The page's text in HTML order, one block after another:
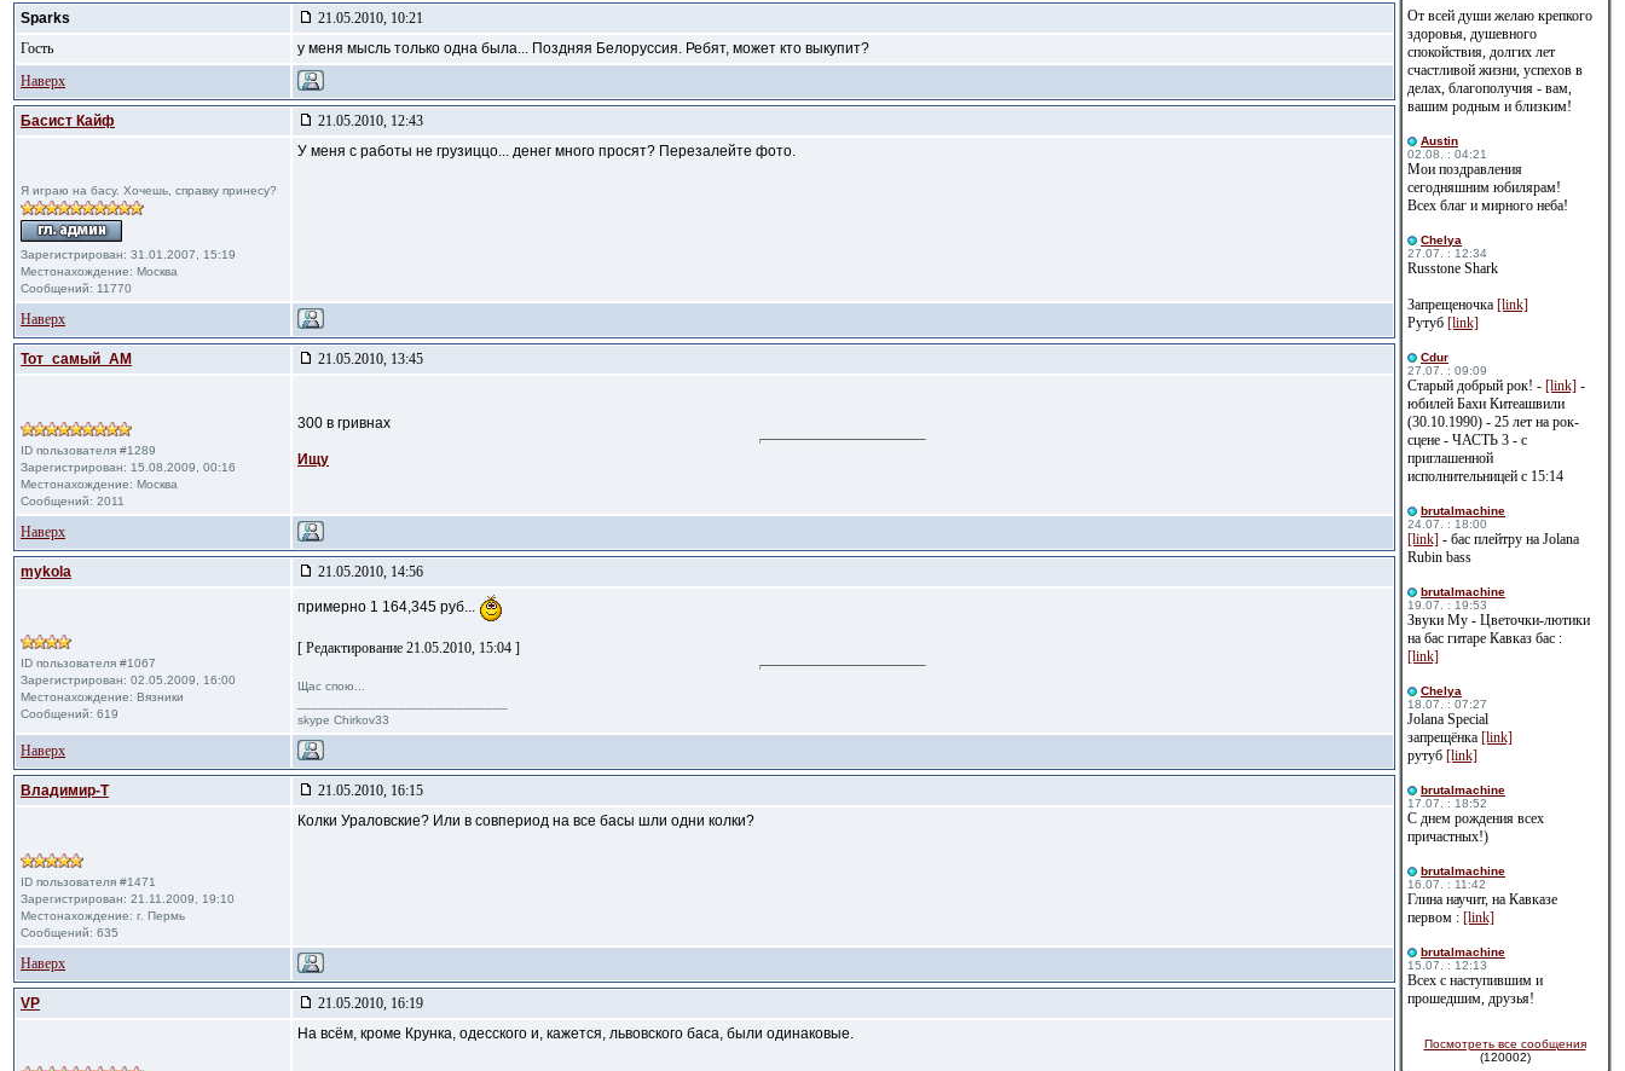
Sparks
21.05.2010, 10:21
Гость
у меня мысль только одна была... Поздняя Белоруссия. Ребят, может кто выкупит?
Наверх
Басист Кайф 21.05.2010, 12:43
Я играю на басу. Хочешь, справку принесу?
Зарегистрирован: 31.01.2007, 15:19
Местонахождение: Москва
Сообщений: 11770
У меня с работы не грузиццо... денег много просят? Перезалейте фото.
Наверх
Тот_самый_АМ 21.05.2010, 13:45
ID пользователя #1289
Зарегистрирован: 15.08.2009, 00:16
Местонахождение: Москва
Сообщений: 2011
300 в гривнах
Ищу
Наверх
mykola 21.05.2010, 14:56
ID пользователя #1067
Зарегистрирован: 02.05.2009, 16:00
Местонахождение: Вязники
Сообщений: 619
примерно 1 164,345 руб...
[ Редактирование 21.05.2010, 15:04 ]
Щас спою...
skype Chirkov33
Наверх
Владимир-Т 21.05.2010, 16:15
ID пользователя #1471
Зарегистрирован: 21.11.2009, 19:10
Местонахождение: г. Пермь
Сообщений: 635
Колки Ураловские? Или в совпериод на все басы шли одни колки?
Наверх
VP 21.05.2010, 16:19
На всём, кроме Крунка, одесского и, кажется, львовского баса, были одинаковые.
От всей души желаю крепкого
здоровья, душевного
спокойствия, долгих лет
счастливой жизни, успехов в
делах, благополучия - вам,
вашим родным и близким!
Austin
02.08. : 04:21
Мои поздравления
сегодняшним юбилярам!
Всех благ и мирного неба!
Сhelya
27.07. : 12:34
Russtone Shark
Запрещеночка [link]
Рутуб [link]
Cdur
27.07. : 09:09
Старый добрый рок! - [link] -
юбилей Бахи Китеашвили
(30.10.1990) - 25 лет на рок-
сцене - ЧАСТЬ 3 - с
приглашенной
исполнительницей с 15:14
brutalmachine
24.07. : 18:00
[link] - бас плейтру на Jolana
Rubin bass
brutalmachine
19.07. : 19:53
Звуки Му - Цветочки-лютики
на бас гитаре Кавказ бас :
[link]
Сhelya
18.07. : 07:27
Jolana Special
запрещёнка [link]
рутуб [link]
brutalmachine
17.07. : 18:52
С днем рождения всех
причастных!)
brutalmachine
16.07. : 11:42
Глина научит, на Кавказе
первом : [link]
brutalmachine
15.07. : 12:13
Всех с наступившим и
прошедшим, друзья!
Посмотреть все сообщения
(120002)